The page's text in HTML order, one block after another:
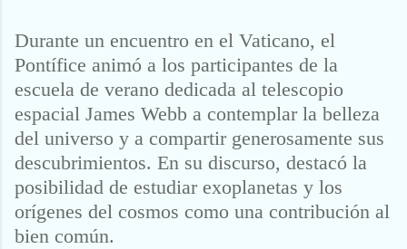
Durante un encuentro en el Vaticano, el
Pontífice animó a los participantes de la
escuela de verano dedicada al telescopio
espacial James Webb a contemplar la belleza
del universo y a compartir generosamente sus
descubrimientos. En su discurso, destacó la
posibilidad de estudiar exoplanetas y los
orígenes del cosmos como una contribución al
bien común.